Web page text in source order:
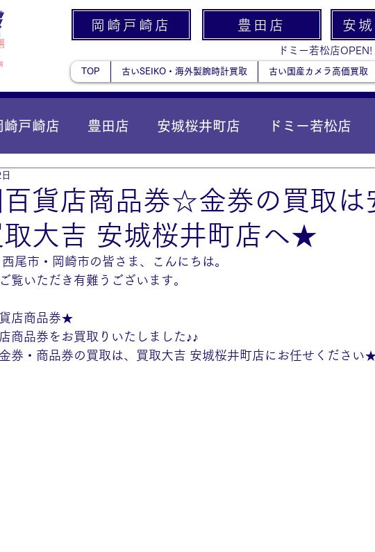
岡崎戸崎店 豊田店 安
ドミー若松店OPEN!
TOP 古いSEIKO・海外製腕時計買取 古い国産カメラ高価買取
崎戸崎店 豊田店 安城桜井町店 ドミー若松店
井町店に統合）
貨店商品券☆金券の買取は
取大吉 安城桜井町店へ★
尾市・岡崎市の皆さま、こんにちは。
覧いただき有難うございます。
店商品券★
商品券をお買取りいたしました♪♪
券・商品券の買取は、買取大吉 安城桜井町店にお任せください